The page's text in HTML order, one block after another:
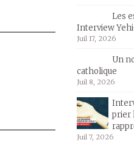
Les
Interview
Juil 17, 2026
Un
catholique
Juil 8, 2026
prier
Juil 7, 2026